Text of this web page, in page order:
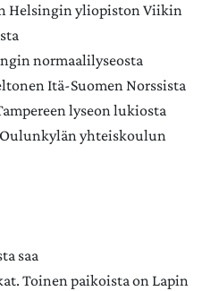
Helsingin yliopiston Viikin
normaalilyseosta
Itä-Suomen Norssista
lyseon lukiosta
yhteiskoulun
saa
Toinen paikoista on Lapin